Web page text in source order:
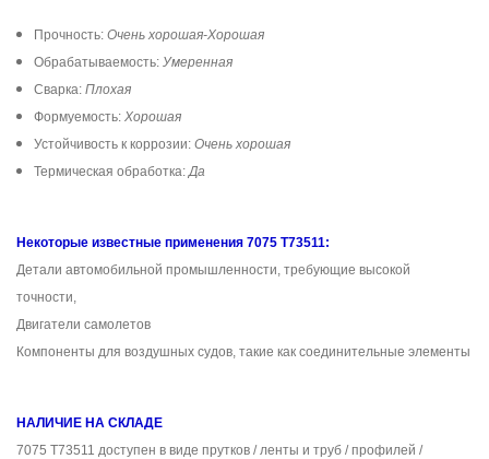
Прочность: Очень хорошая-Хорошая
Обрабатываемость: Умеренная
Сварка: Плохая
Формуемость: Хорошая
Устойчивость к коррозии: Очень хорошая
Термическая обработка:Да
Некоторые известные применения 7075 T73511:
Детали автомобильной промышленности, требующие высокой
точности,
Двигатели самолетов
Компоненты для воздушных судов, такие как соединительные элементы
НАЛИЧИЕ НА СКЛАДЕ
7075 T73511 доступен в виде прутков / ленты и труб / профилей /